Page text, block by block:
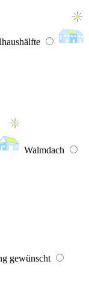
Walmdach
gewünscht